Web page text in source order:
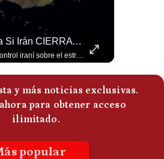
¿Qué Pasa Si Irán CIERRA El Estrecho De Ormuz? | #radar24
Un eventual control iraní sobre el estrecho de Ormuz cambiaría radicalmente el equilibrio de poder, así lo explicó el analista Roberto Heimovits. Además, explicó que países como Arabia Saudita, Qatar, Emiratos Árabes Unidos, Irak y Kuwait dependen de esa ruta para exportar petróleo, gas y fertilizantes. #Geopolitica #Irán #EstrechoDeOrmuz #Petroleo #NoticiasInternacionales #RobertoHeimovits #Shorts 👉 Suscríbete y activa la campana para no perderte nuestro análisis diario. 🌎 Síguenos en nuestras redes sociales: 📌 Web oficial: https://gestion.pe/mundo/ 📌 LinkedIn: http://bit.ly/3HYIET0 📌 X (Twitter): http://bit.ly/4noZtX9 📌 TikTok: http://bit.ly/4evB6TO